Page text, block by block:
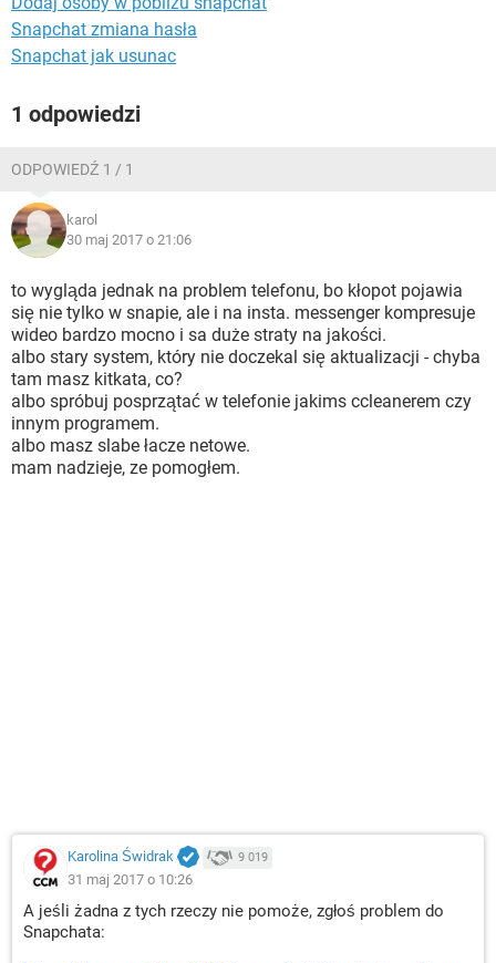
Snapchat zmiana hasła
Snapchat jak usunac
1 odpowiedzi
ODPOWIEDŹ 1 / 1
karol
30 maj 2017 o 21:06
to wygląda jednak na problem telefonu, bo kłopot pojawia
się nie tylko w snapie, ale i na insta. messenger kompresuje
wideo bardzo mocno i sa duże straty na jakości.
albo stary system, który nie doczekal się aktualizacji - chyba
tam masz kitkata, co?
albo spróbuj posprzątać w telefonie jakims ccleanerem czy
innym programem.
albo masz slabe łacze netowe.
mam nadzieje, ze pomogłem.
Karolina Świdrak 9 019
31 maj 2017 o 10:26
A jeśli żadna z tych rzeczy nie pomoże, zgłoś problem do
Snapchata: